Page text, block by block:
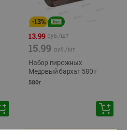
-13%
13.99 руб./шт
15.99 руб./шт
Набор пирожных
Медовый бархат 580 г
580г